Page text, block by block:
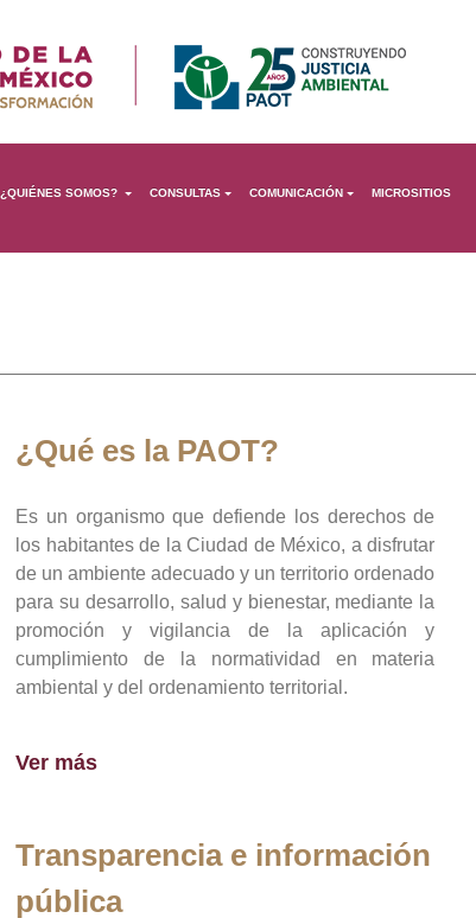
¿QUIÉNES SOMOS? CONSULTAS COMUNICACIÓN MICROSITIOS
¿Qué es la PAOT?
Es un organismo que defiende los derechos de
los habitantes de la Ciudad de México, a disfrutar
de un ambiente adecuado y un territorio ordenado
para su desarrollo, salud y bienestar, mediante la
promoción y vigilancia de la aplicación y
cumplimiento de la normatividad en materia
ambiental y del ordenamiento territorial.
Ver más
Transparencia e información
pública